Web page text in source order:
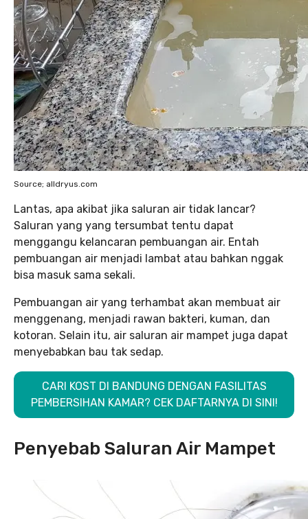
Source; alldryus.com
Lantas, apa akibat jika saluran air tidak lancar?
Saluran yang yang tersumbat tentu dapat
menggangu kelancaran pembuangan air. Entah
pembuangan air menjadi lambat atau bahkan nggak
bisa masuk sama sekali.
Pembuangan air yang terhambat akan membuat air
menggenang, menjadi rawan bakteri, kuman, dan
kotoran. Selain itu, air saluran air mampet juga dapat
menyebabkan bau tak sedap.
CARI KOST DI BANDUNG DENGAN FASILITAS
PEMBERSIHAN KAMAR? CEK DAFTARNYA DI SINI!
Penyebab Saluran Air Mampet